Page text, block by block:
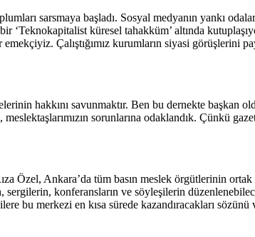
sarsmaya başladı. Sosyal medyanın yankı
küresel tahakküm’ altında
Çalıştığımız kurumların siyasi görüşlerini
hakkını savunmaktır. Ben bu dernekte başkan
sorunlarına odaklandık. Çünkü
Özel, Ankara’da tüm basın meslek örgütlerinin
konferansların ve söyleşilerin
bu merkezi en kısa sürede kazandıracakları sözünü